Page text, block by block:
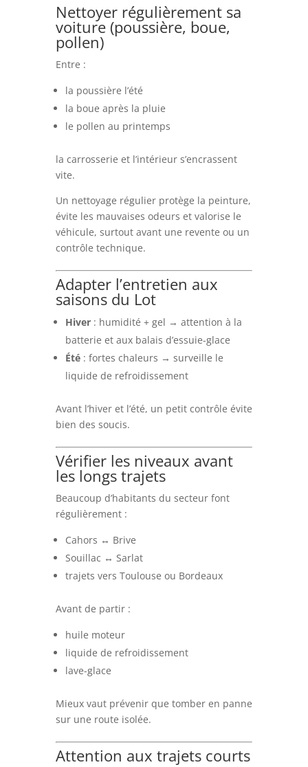
Nettoyer régulièrement sa
voiture (poussière, boue,
pollen)
Entre :
la poussière l’été
la boue après la pluie
le pollen au printemps
la carrosserie et l’intérieur s’encrassent
vite.
Un nettoyage régulier protège la peinture,
évite les mauvaises odeurs et valorise le
véhicule, surtout avant une revente ou un
contrôle technique.
Adapter l’entretien aux
saisons du Lot
Hiver: humidité + gel → attention à la
batterie et aux balais d’essuie-glace
Été: fortes chaleurs → surveille le
liquide de refroidissement
Avant l’hiver et l’été, un petit contrôle évite
bien des soucis.
Vérifier les niveaux avant
les longs trajets
Beaucoup d’habitants du secteur font
régulièrement :
Cahors ↔ Brive
Souillac ↔ Sarlat
trajets vers Toulouse ou Bordeaux
Avant de partir :
huile moteur
liquide de refroidissement
lave-glace
Mieux vaut prévenir que tomber en panne
sur une route isolée.
Attention aux trajets courts